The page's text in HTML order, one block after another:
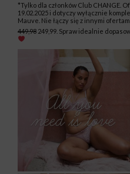
*Tylko dla członków Club CHANGE.
19.02.2025 i dotyczy wyłącznie
Mauve. Nie łączy się z innymi
449,98 249,99. Spraw idealnie